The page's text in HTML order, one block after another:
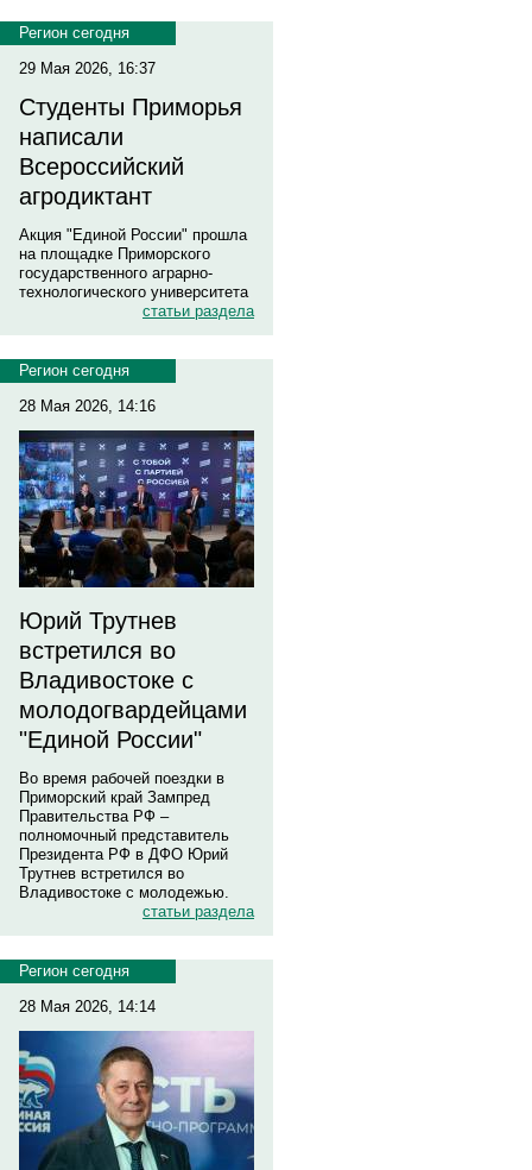
Регион сегодня
29 Мая 2026, 16:37
Студенты Приморья
написали
Всероссийский
агродиктант
Акция "Единой России" прошла
на площадке Приморского
государственного аграрно-
технологического университета
статьи раздела
Регион сегодня
28 Мая 2026, 14:16
Юрий Трутнев
встретился во
Владивостоке с
молодогвардейцами
"Единой России"
Во время рабочей поездки в
Приморский край Зампред
Правительства РФ –
полномочный представитель
Президента РФ в ДФО Юрий
Трутнев встретился во
Владивостоке с молодежью.
статьи раздела
Регион сегодня
28 Мая 2026, 14:14